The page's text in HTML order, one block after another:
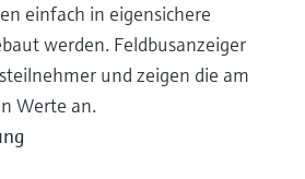
einfach in eigensichere
werden. Feldbusanzeiger
und zeigen die am
Werte an.